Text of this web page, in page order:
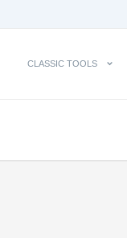
CLASSIC TOOLS